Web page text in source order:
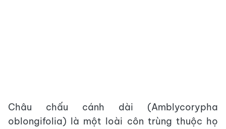
Châu chấu cánh dài (Amblycorypha
oblongifolia) là một loài côn trùng thuộc họ